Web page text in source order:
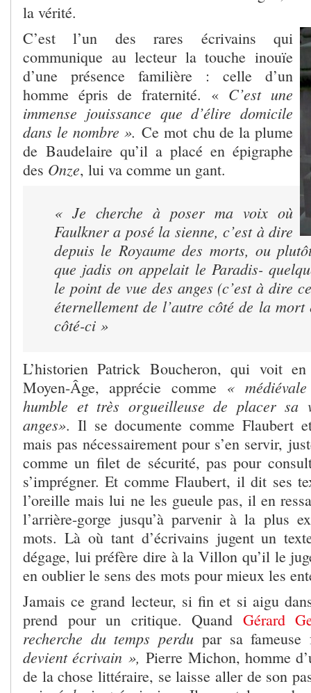
la vérité.
C’est l’un des rares écrivains qui
communique au lecteur la touche inouïe
d’une présence familière : celle d’un
homme épris de fraternité. « C’est une
immense jouissance que d’élire domicile
dans le nombre ».Ce mot chu de la plume
de Baudelaire qu’il a placé en épigraphe
des Onze, lui va comme un gant.
« Je cherche à poser ma voix où
Faulkner a posé la sienne, c’est à dire
depuis le Royaume des morts, ou
que jadis on appelait le Paradis-
le point de vue des anges (c’est à dire
éternellement de l’autre côté de la mort
côté-ci »
L’historien Patrick Boucheron, qui voit
Moyen-Âge, apprécie comme «
humble et très orgueilleuse de placer sa
anges». Il se documente comme Flaubert
mais pas nécessairement pour s’en servir,
comme un filet de sécurité, pas pour
s’imprégner. Et comme Flaubert, il dit ses
l’oreille mais lui ne les gueule pas, il en
l’arrière-gorge jusqu’à parvenir à la plus
mots. Là où tant d’écrivains jugent un
dégage, lui préfère dire à la Villon qu’il le
en oublier le sens des mots pour mieux les
Jamais ce grand lecteur, si fin et si aigu
prend pour un critique. Quand Gérard
recherche du temps perdu par sa
devient écrivain »,Pierre Michon, homme
de la chose littéraire, se laisse aller de son